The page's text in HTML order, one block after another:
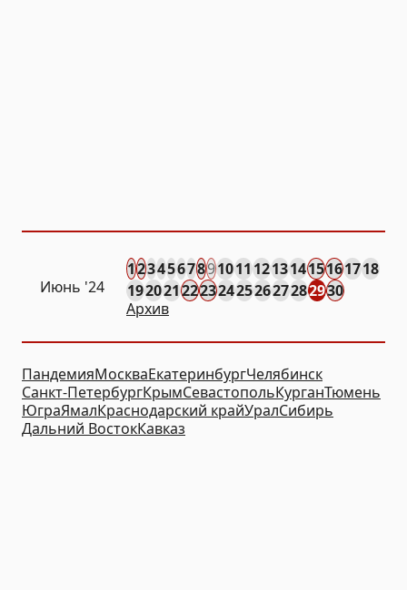
Июнь '24
123456789101112131415161718
192021222324252627282930
Архив
ПандемияМоскваЕкатеринбургЧелябинск
Санкт-ПетербургКрымСевастопольКурганТюмень
ЮграЯмалКраснодарский крайУралСибирь
Дальний ВостокКавказ